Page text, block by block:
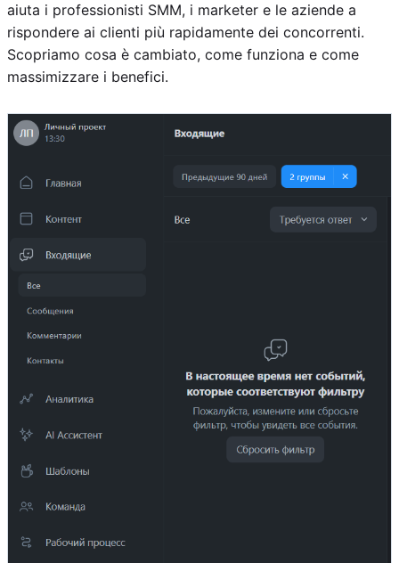
aiuta i professionisti SMM, i marketer e le aziende a
rispondere ai clienti più rapidamente dei concorrenti.
Scopriamo cosa è cambiato, come funziona e come
massimizzare i benefici.